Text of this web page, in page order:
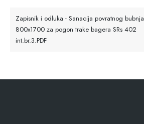
Zapisnik i odluka - Sanacija povratnog bubnja
800x1700 za pogon trake bagera SRs 402
int.br.3.PDF